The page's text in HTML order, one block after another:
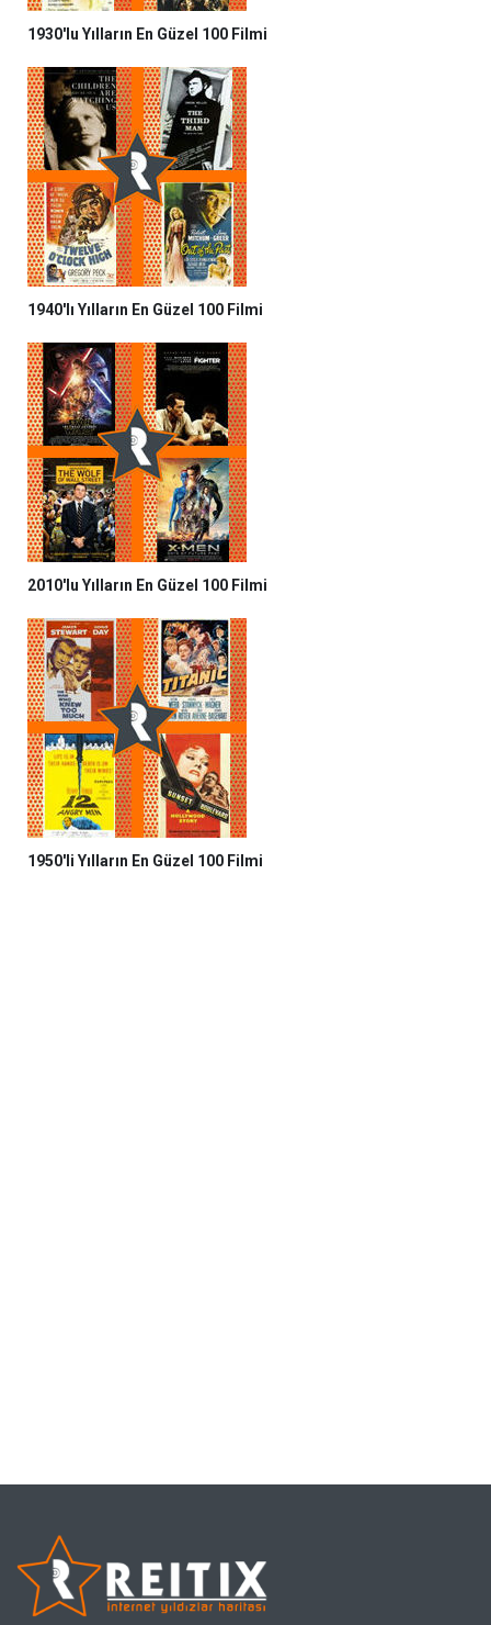
1930'lu Yılların En Güzel 100 Filmi
1940'lı Yılların En Güzel 100 Filmi
2010'lu Yılların En Güzel 100 Filmi
1950'li Yılların En Güzel 100 Filmi